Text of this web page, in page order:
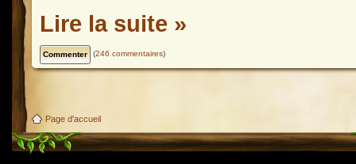
Lire la suite »
(246 commentaires)
Page d'accueil